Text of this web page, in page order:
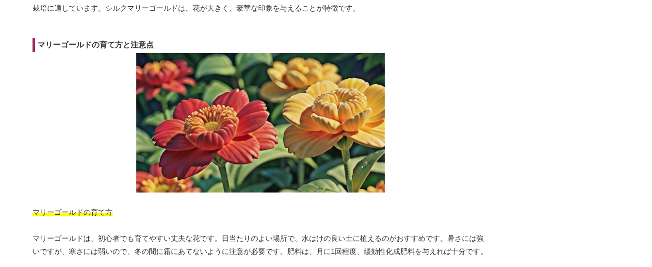
栽培に適しています。シルクマリーゴールドは、花が大きく、豪華な印象を与えることが特徴です。
マリーゴールドの育て方と注意点
マリーゴールドの育て方
マリーゴールドは、初心者でも育てやすい丈夫な花です。日当たりのよい場所で、水はけの良い土に植えるのがおすすめです。暑さには強
いですが、寒さには弱いので、冬の間に霜にあてないように注意が必要です。肥料は、月に1回程度、緩効性化成肥料を与えれば十分です。